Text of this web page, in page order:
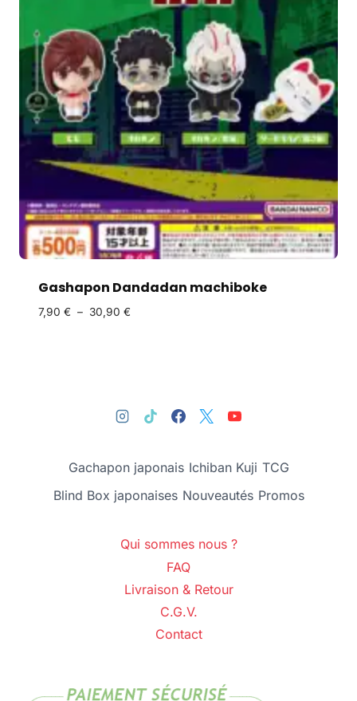
Gashapon Dandadan machiboke
7,90 € – 30,90 €
Gachapon japonais Ichiban Kuji TCG
Blind Box japonaises Nouveautés Promos
Qui sommes nous ?
FAQ
Livraison & Retour
C.G.V.
Contact